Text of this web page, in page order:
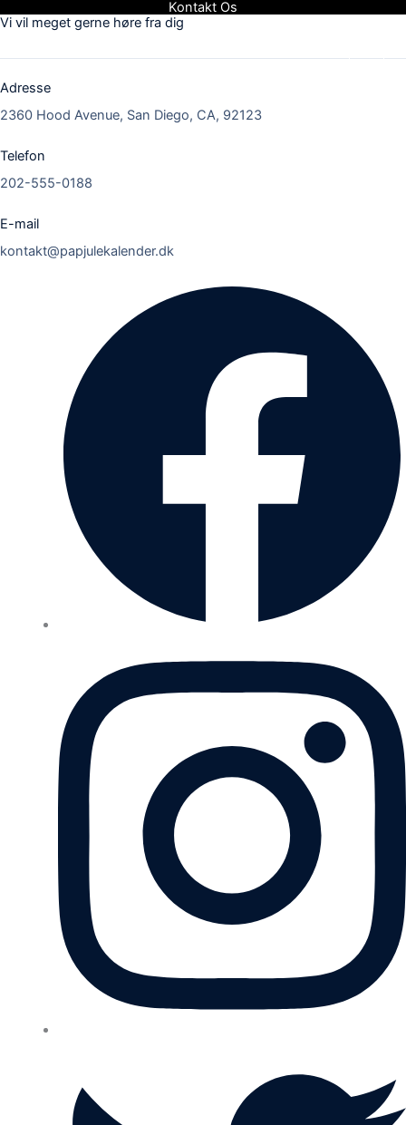
til
indholdet
Kontakt Os
Vi vil meget gerne høre fra dig
Adresse
2360 Hood Avenue, San Diego, CA, 92123
Telefon
202-555-0188
E-mail
kontakt@papjulekalender.dk